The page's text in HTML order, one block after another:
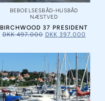
BEBOELSESBÅD-HUSBÅD
NÆSTVED
BIRCHWOOD 37 PRESIDENT
DKK497.000 DKK 397.000